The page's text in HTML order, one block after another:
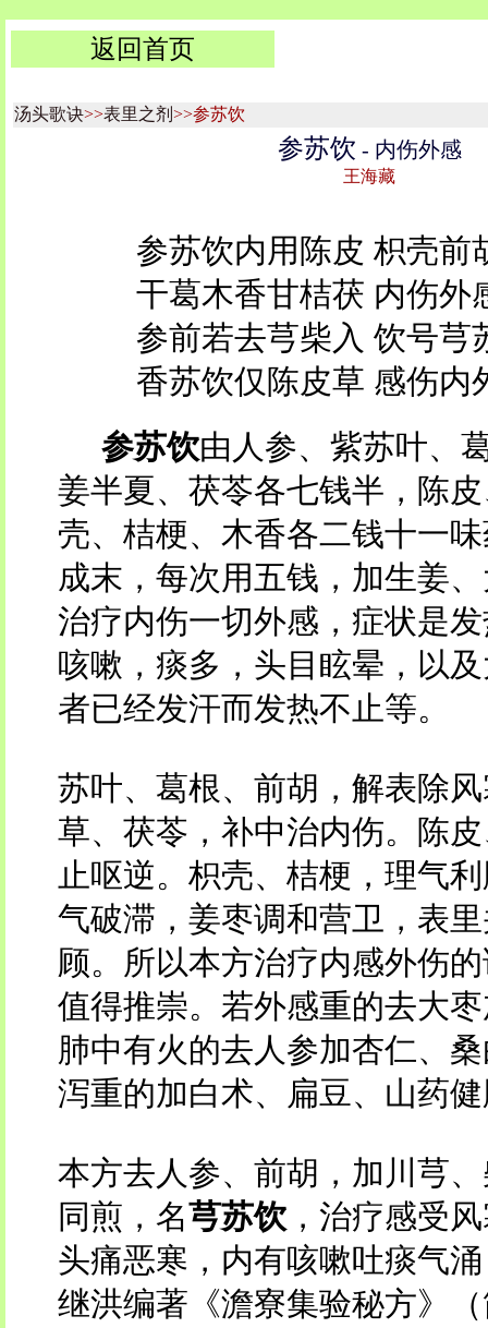
返回首页
汤头歌诀>>表里之剂 >>参苏饮
参苏饮 - 内伤外感
王海藏
参苏饮内用陈皮 枳壳前
干葛木香甘桔茯 内伤外
参前若去芎柴入 饮号芎
香苏饮仅陈皮草 感伤内
参苏饮由人参、紫苏叶、
姜半夏、茯苓各七钱半，陈
壳、桔梗、木香各二钱十一
成末，每次用五钱，加生姜
治疗内伤一切外感，症状是
咳嗽，痰多，头目眩晕，以
者已经发汗而发热不止等。
苏叶、葛根、前胡，解表除
草、茯苓，补中治内伤。陈
止呕逆。枳壳、桔梗，理气
气破滞，姜枣调和营卫，表
顾。所以本方治疗内感外伤
值得推崇。若外感重的去大
肺中有火的去人参加杏仁、
泻重的加白术、扁豆、山药
本方去人参、前胡，加川芎
同煎，名芎苏饮 ，治疗感受
头痛恶寒，内有咳嗽吐痰气
继洪编著《澹寮集验秘方》